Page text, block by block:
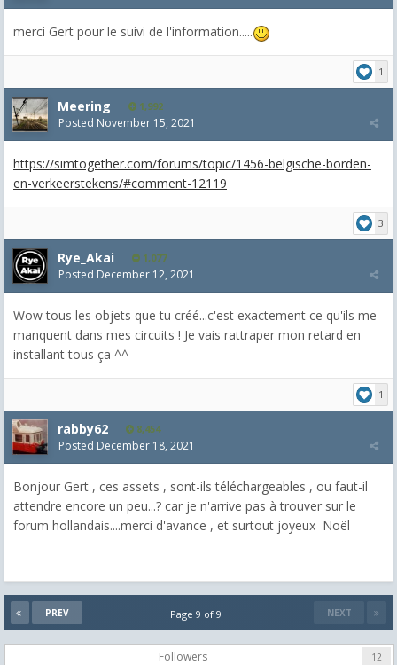
merci Gert pour le suivi de l'information.....
1
Meering 1,992
Posted November 15, 2021
https://simtogether.com/forums/topic/1456-belgische-borden-
en-verkeerstekens/#comment-12119
3
Rye_Akai 1,077
Posted December 12, 2021
Wow tous les objets que tu créé...c'est exactement ce qu'ils me
manquent dans mes circuits ! Je vais rattraper mon retard en
installant tous ça ^^
1
rabby62 8,454
Posted December 18, 2021
Bonjour Gert , ces assets , sont-ils téléchargeables , ou faut-il
attendre encore un peu...? car je n'arrive pas à trouver sur le
forum hollandais....merci d'avance , et surtout joyeux Noël
PREV NEXT
Page 9 of 9
Followers 12